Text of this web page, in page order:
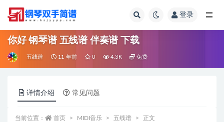
登录
你好 钢琴谱 五线谱 伴奏谱 下载
五线谱 11 年前 0 4.3K 免费
详情介绍 常见问题
当前位置： 首页 MIDI音乐 五线谱 正文